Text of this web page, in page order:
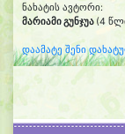
ნახატის ავტორი:
მარიამი გუნჯუა (4
დაამატე შენი